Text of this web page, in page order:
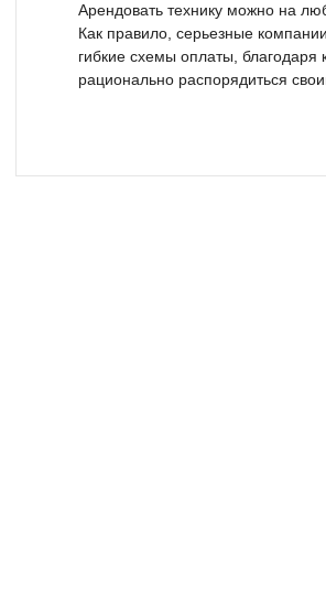
Арендовать технику можно на
Как правило, серьезные
гибкие схемы оплаты,
рационально распорядиться